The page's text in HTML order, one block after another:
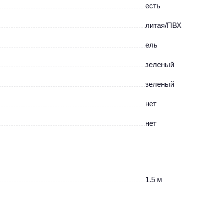
есть
литая/ПВХ
ель
зеленый
зеленый
нет
нет
1.5 м